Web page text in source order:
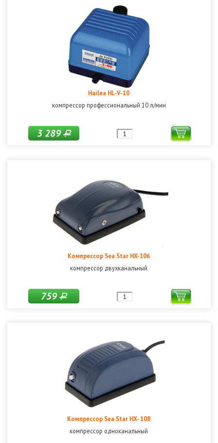
Hailea HL-V-10
компрессор профессиональный 10 л/мин
3 289Р
Компрессор Sea Star HX-106
компрессор двухканальный
759Р
Компрессор Sea Star HX- 108
компрессор одноканальный